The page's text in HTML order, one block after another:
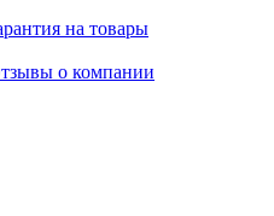
на товары
о компании